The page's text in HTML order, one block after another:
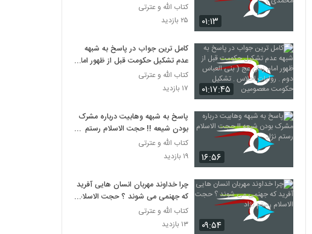
۰۱:۱۳
کتاب الله و عترتی
۲۵ بازدید
۰۱:۱۷:۴۵
کامل ترین جواب در پاسخ به شبهه
عدم تشکیل حکومت قبل از ظهور امام
زمان عج ( بنی العباس دوم . روایات
احلاس . تشکیل حکومت معصومین
کتاب الله و عترتی
۱۷ بازدید
۱۶:۵۶
پاسخ به شبهه وهابیت درباره مشرک
بودن شیعه !! حجت الاسلام رستم
نژاد
کتاب الله و عترتی
۱۹ بازدید
۰۹:۵۴
چرا خداوند مهربان انسان هایی آفرید
که جهنمی می شوند ؟ حجت الاسلام
رستم نژاد
کتاب الله و عترتی
۱۳ بازدید